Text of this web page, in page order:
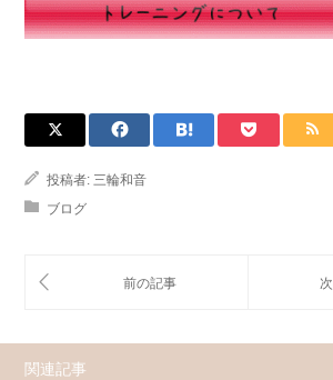
投稿者: 三輪和音
ブログ
関連記事